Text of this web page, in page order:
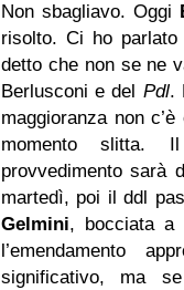
Non sbagliavo. Oggi
risolto. Ci ho
detto che non se ne
Berlusconi e del Pdl.
maggioranza non
momento slitta.
provvedimento sarà
martedì, poi il ddl
Gelmini, bocciata a
l’emendamento
significativo, ma